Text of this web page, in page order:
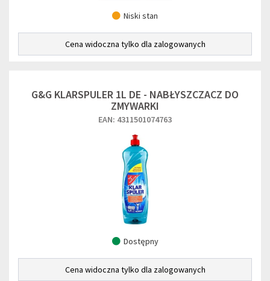
Niski stan
Cena widoczna tylko dla zalogowanych
G&G KLARSPULER 1L DE - NABŁYSZCZACZ DO
ZMYWARKI
EAN: 4311501074763
Dostępny
Cena widoczna tylko dla zalogowanych